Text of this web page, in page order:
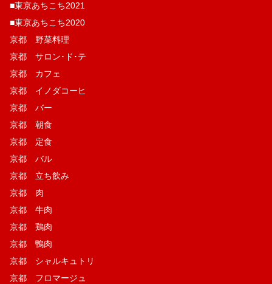
■東京あちこち2021
■東京あちこち2020
京都 野菜料理
京都 サロン･ド･テ
京都 カフェ
京都 イノダコーヒ
京都 バー
京都 朝食
京都 定食
京都 バル
京都 立ち飲み
京都 肉
京都 牛肉
京都 鶏肉
京都 鴨肉
京都 シャルキュトリ
京都 フロマージュ